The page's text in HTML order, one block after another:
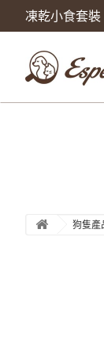
凍乾小食套
產品已
數量
總計
狗隻產